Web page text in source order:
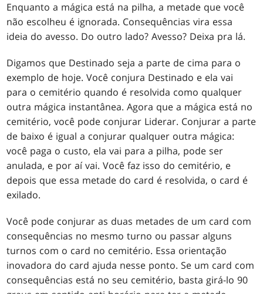
Enquanto a mágica está na pilha, a metade que você
não escolheu é ignorada. Consequências vira essa
ideia do avesso. Do outro lado? Avesso? Deixa pra lá.
Digamos que Destinado seja a parte de cima para o
exemplo de hoje. Você conjura Destinado e ela vai
para o cemitério quando é resolvida como qualquer
outra mágica instantânea. Agora que a mágica está no
cemitério, você pode conjurar Liderar. Conjurar a parte
de baixo é igual a conjurar qualquer outra mágica:
você paga o custo, ela vai para a pilha, pode ser
anulada, e por aí vai. Você faz isso do cemitério, e
depois que essa metade do card é resolvida, o card é
exilado.
Você pode conjurar as duas metades de um card com
consequências no mesmo turno ou passar alguns
turnos com o card no cemitério. Essa orientação
inovadora do card ajuda nesse ponto. Se um card com
consequências está no seu cemitério, basta girá-lo 90